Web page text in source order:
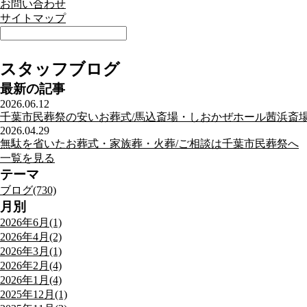
お問い合わせ
サイトマップ
スタッフブログ
最新の記事
2026.06.12
千葉市民葬祭の安いお葬式/馬込斎場・しおかぜホール茜浜斎
2026.04.29
無駄を省いたお葬式・家族葬・火葬/ご相談は千葉市民葬祭へ
一覧を見る
テーマ
ブログ(730)
月別
2026年6月(1)
2026年4月(2)
2026年3月(1)
2026年2月(4)
2026年1月(4)
2025年12月(1)